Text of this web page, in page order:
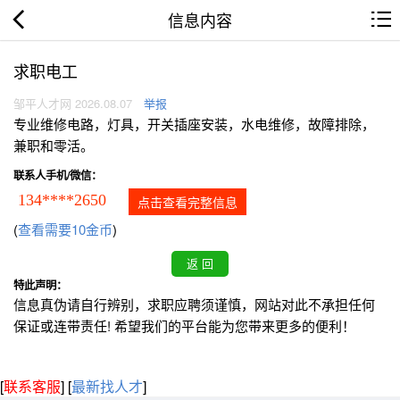
信息内容
求职电工
邹平人才网 2026.08.07 举报
专业维修电路，灯具，开关插座安装，水电维修，故障排除，
兼职和零活。
联系人手机/微信：
134****2650 点击查看完整信息
(查看需要10金币)
特此声明：
信息真伪请自行辨别，求职应聘须谨慎，网站对此不承担任何
保证或连带责任! 希望我们的平台能为您带来更多的便利！
[联系客服] [最新找人才]